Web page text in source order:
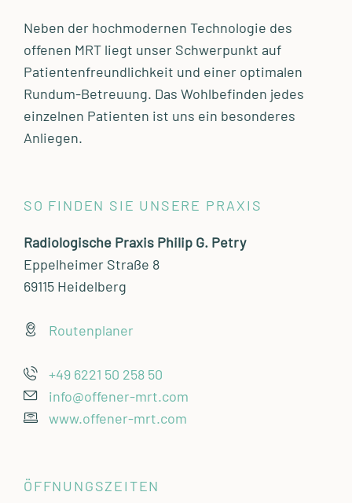
Neben der hochmodernen Technologie des
offenen MRT liegt unser Schwerpunkt auf
Patientenfreundlichkeit und einer optimalen
Rundum-Betreuung. Das Wohlbefinden jedes
einzelnen Patienten ist uns ein besonderes
Anliegen.
SO FINDEN SIE UNSERE PRAXIS
Radiologische Praxis Philip G. Petry
Eppelheimer Straße 8
69115 Heidelberg
Routenplaner
+49 6221 50 258 50
info@offener-mrt.com
www.offener-mrt.com
ÖFFNUNGSZEITEN